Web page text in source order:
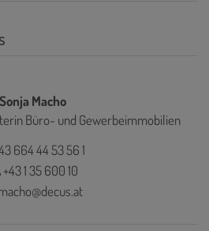
Sonja Macho
Büro- und Gewerbeimmobilien
664 44 53 56 1
+43 1 35 600 10